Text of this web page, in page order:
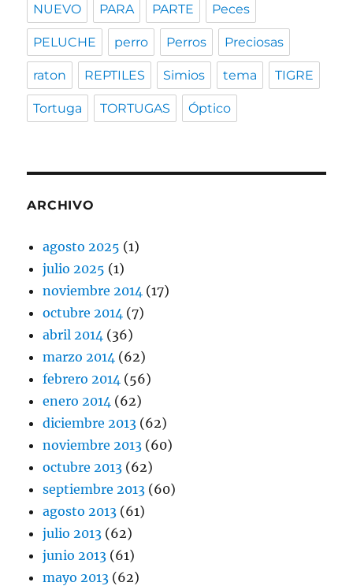
NUEVO PARA PARTE Peces
PELUCHE perro Perros Preciosas
raton REPTILES Simios tema TIGRE
Tortuga TORTUGAS Óptico
ARCHIVO
agosto 2025 (1)
julio 2025 (1)
noviembre 2014 (17)
octubre 2014 (7)
abril 2014 (36)
marzo 2014 (62)
febrero 2014 (56)
enero 2014 (62)
diciembre 2013 (62)
noviembre 2013 (60)
octubre 2013 (62)
septiembre 2013 (60)
agosto 2013 (61)
julio 2013 (62)
junio 2013 (61)
mayo 2013 (62)